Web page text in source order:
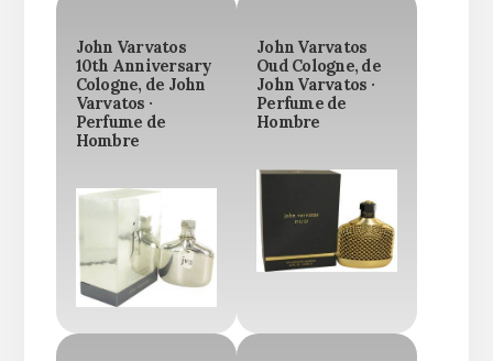
John Varvatos
10th Anniversary
Cologne, de John
Varvatos ·
Perfume de
Hombre
John Varvatos
Oud Cologne, de
John Varvatos ·
Perfume de
Hombre